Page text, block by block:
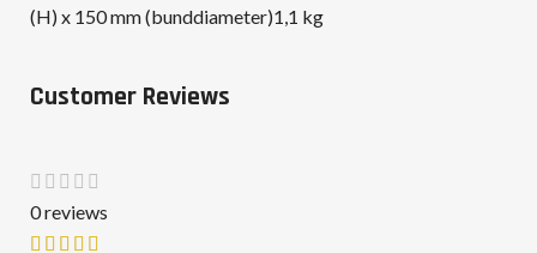
(H) x 150 mm (bunddiameter)1,1 kg
Customer Reviews
0 reviews